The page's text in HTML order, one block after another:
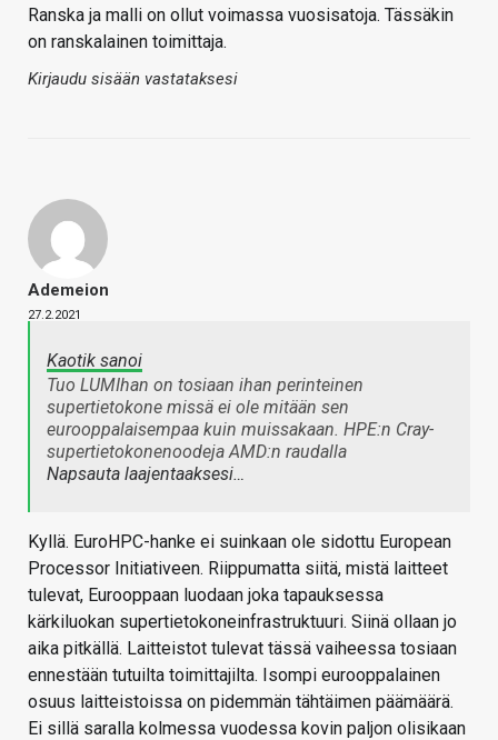
Ranska ja malli on ollut voimassa vuosisatoja. Tässäkin
on ranskalainen toimittaja.
Kirjaudu sisään vastataksesi
Ademeion
27.2.2021
Kaotik sanoi
Tuo LUMIhan on tosiaan ihan perinteinen
supertietokone missä ei ole mitään sen
eurooppalaisempaa kuin muissakaan. HPE:n Cray-
supertietokonenoodeja AMD:n raudalla
Napsauta laajentaaksesi…
Kyllä. EuroHPC-hanke ei suinkaan ole sidottu European
Processor Initiativeen. Riippumatta siitä, mistä laitteet
tulevat, Eurooppaan luodaan joka tapauksessa
kärkiluokan supertietokoneinfrastruktuuri. Siinä ollaan jo
aika pitkällä. Laitteistot tulevat tässä vaiheessa tosiaan
ennestään tutuilta toimittajilta. Isompi eurooppalainen
osuus laitteistoissa on pidemmän tähtäimen päämäärä.
Ei sillä saralla kolmessa vuodessa kovin paljon olisikaan